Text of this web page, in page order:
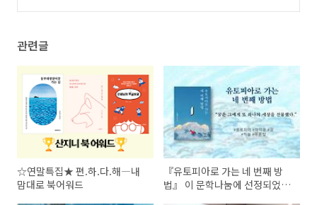
관련글
☆연말특집★ 편.하.다.해­­―내
맘대로 북어워드
『유토피아로 가는 네 번째 방
법』 이 문학나눔에 선정되었습